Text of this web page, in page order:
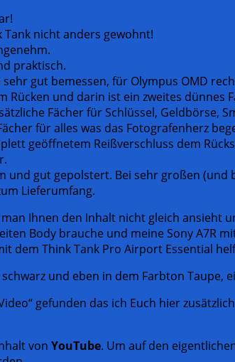
Tank nicht anders gewohnt!
praktisch.
sehr gut bemessen, für Olympus OMD
Rücken und darin ist ein zweites dünnes
Fächer für Schlüssel, Geldbörse,
für alles was das Fotografenherz
geöffnetem Reißverschluss dem
und gut gepolstert. Bei sehr großen
Lieferumfang.
Ihnen den Inhalt nicht gleich
Body brauche und meine Sony A7R
dem Think Tank Pro Airport Essential
und eben in dem Farbton Taupe,
gefunden das ich Euch hier
von YouTube. Um auf den